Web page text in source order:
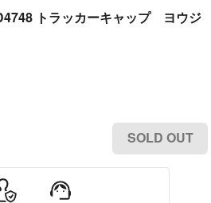
トラッカーキャップ ヨウジ
SOLD OUT